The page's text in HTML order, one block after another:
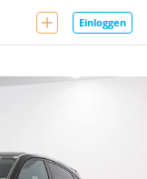
Einloggen